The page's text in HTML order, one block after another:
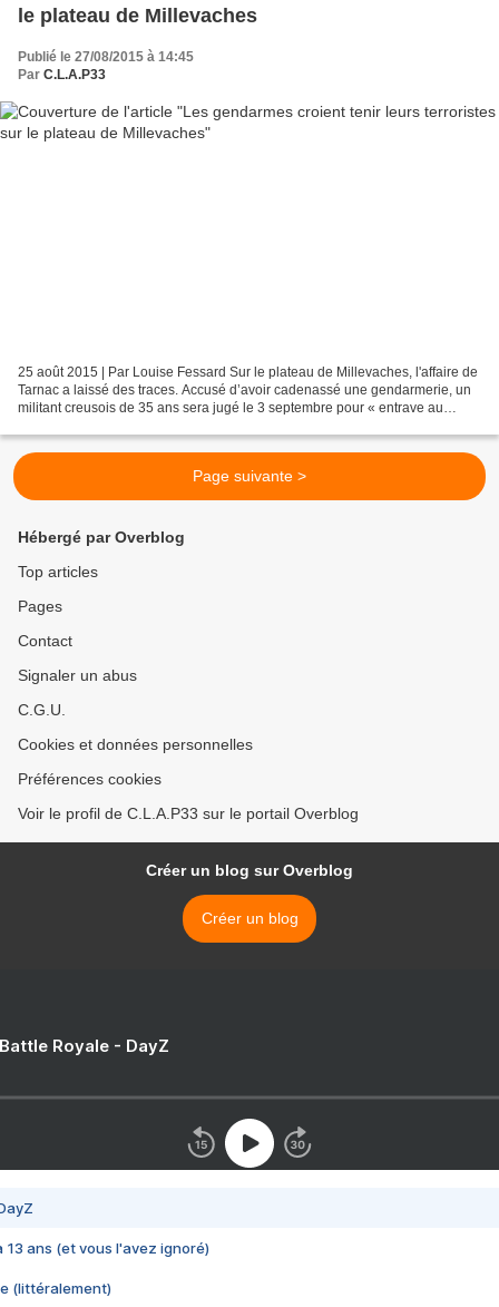
le plateau de Millevaches
Publié le 27/08/2015 à 14:45
Par C.L.A.P33
25 août 2015 | Par Louise Fessard Sur le plateau de Millevaches, l'affaire de
Tarnac a laissé des traces. Accusé d’avoir cadenassé une gendarmerie, un
militant creusois de 35 ans sera jugé le 3 septembre pour « entrave au
Page suivante >
Hébergé par Overblog
Top articles
Pages
Contact
Signaler un abus
C.G.U.
Cookies et données personnelles
Préférences cookies
Voir le profil de C.L.A.P33 sur le portail Overblog
Créer un blog sur Overblog
Créer un blog
Royale - DayZ
13 ans (et vous l'avez ignoré)
(littéralement)